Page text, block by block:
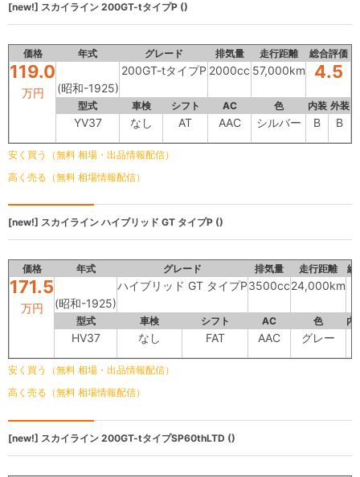
[new!] スカイライン 200GT-tタイプP ()
価格 年式 グレード 排気量 走行距離 総合評価
119.0
万円 (昭和-1925)
200GT-tタイプP 2000cc 57,000km 4.5
型式 車検 シフト AC 色 内装 外装
YV37 なし AT AAC シルバー B B
安く買う（無料 相場・出品情報配信）
高く売る（無料 相場情報配信）
[new!] スカイライン ハイブリッド GT タイプP ()
価格 年式 グレード 排気量 走行距離 総
171.5
万円 (昭和-1925)
ハイブリッド GT タイプP3500cc24,000km
型式 車検 シフト AC 色 内
HV37 なし FAT AAC グレー
安く買う（無料 相場・出品情報配信）
高く売る（無料 相場情報配信）
[new!] スカイライン 200GT-tタイプSP60thLTD ()